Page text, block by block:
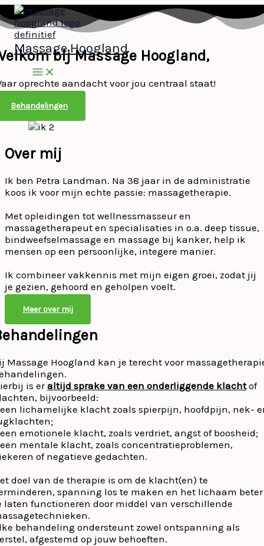
Ga
naar
de
inhoud
Massage Hoogland
bij Massage Hoogland,
oprechte aandacht voor jou centraal staat!
Behandelingen
Over mij
Ik ben Petra Landman. Na 38 jaar in de administratie
koos ik voor mijn echte passie: massagetherapie.
Met opleidingen tot wellnessmasseur en
massagetherapeut en specialisaties in o.a. deep tissue,
bindweefselmassage en massage bij kanker, help ik
mensen op een persoonlijke, integere manier.
Ik combineer vakkennis met mijn eigen groei, zodat jij
je gezien, gehoord en geholpen voelt.
Meer over mij
Massage Hoogland kan je terecht voor
is eraltijd sprake van een onderliggende klachtof
bijvoorbeeld:
lichamelijke klacht zoals spierpijn, hoofdpijn, nek-
emotionele klacht, zoals verdriet, angst of boosheid;
mentale klacht, zoals concentratieproblemen,
of negatieve gedachten.
doel van de therapie is om de klacht(en) te
spanning los te maken en het lichaam beter
laten functioneren door middel van verschillende
behandeling ondersteunt zowel ontspanning als
afgestemd op jouw behoeften.